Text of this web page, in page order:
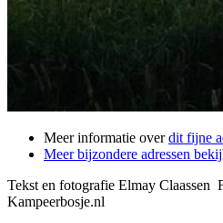
Meer informatie overdit fijne
Meer bijzondere adressen
Tekst en fotografie Elmay Claassen
Kampeerbosje.nl